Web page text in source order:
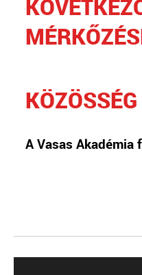
KÖZÖSSÉG
A Vasas Akadémia